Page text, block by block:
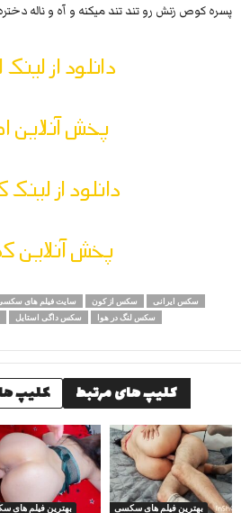
پسره کوص زنش رو تند تند میکنه و آه و ناله
دانلود از
پخش آنلاین
دانلود از
پخش آنلاین
سایت فیلم های سکس از کون
سکس ایرانی
سکس داگی استایل
سکس لنگ در هوا
کلیپ های مرتبط کلیپ
بهترین فیلم های بهترین فیلم های سکسی